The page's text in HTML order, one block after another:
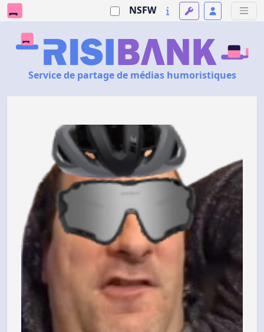
NSFW
Service de partage de médias humoristiques